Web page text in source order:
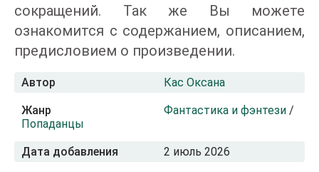
сокращений. Так же Вы можете
ознакомится с содержанием, описанием,
предисловием о произведении.
Автор Кас Оксана
Жанр Фантастика и фэнтези /
Попаданцы
Дата добавления 2 июль 2026